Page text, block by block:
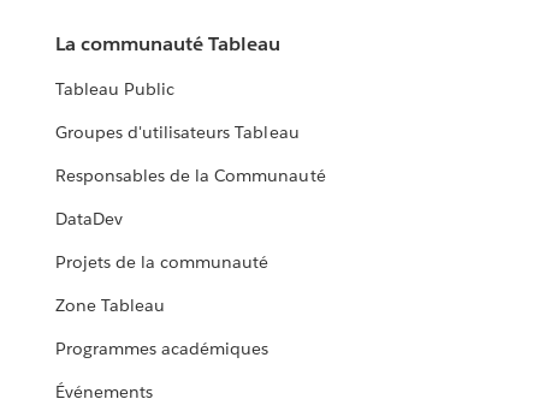
La communauté Tableau
Tableau Public
Groupes d'utilisateurs Tableau
Responsables de la Communauté
DataDev
Projets de la communauté
Zone Tableau
Programmes académiques
Événements